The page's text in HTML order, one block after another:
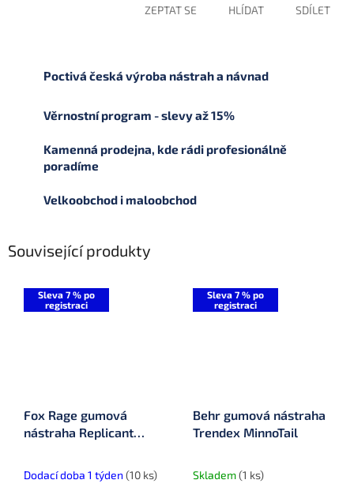
ZEPTAT SE HLÍDAT SDÍLET
Poctivá česká výroba nástrah a návnad
Věrnostní program - slevy až 15%
Kamenná prodejna, kde rádi profesionálně
poradíme
Velkoobchod i maloobchod
Související produkty
Sleva 7 % po
registraci
Fox Rage gumová
nástraha Replicant
Dodací doba 1 týden (10 ks)
Sleva 7 % po
registraci
Behr gumová nástraha
Trendex MinnoTail
Skladem(1 ks)